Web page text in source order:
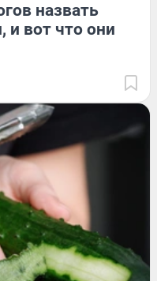
назвать
вот что они